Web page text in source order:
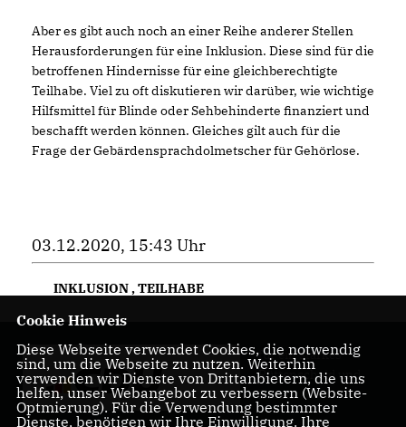
Aber es gibt auch noch an einer Reihe anderer Stellen
Herausforderungen für eine Inklusion. Diese sind für die
betroffenen Hindernisse für eine gleichberechtigte
Teilhabe. Viel zu oft diskutieren wir darüber, wie wichtige
Hilfsmittel für Blinde oder Sehbehinderte finanziert und
beschafft werden können. Gleiches gilt auch für die
Frage der Gebärdensprachdolmetscher für Gehörlose.
03.12.2020, 15:43 Uhr
INKLUSION,TEILHABE
für ein starkes
Rüttenscheid und
Essen
Cookie Hinweis
Diese Webseite verwendet Cookies, die notwendig
sind, um die Webseite zu nutzen. Weiterhin
verwenden wir Dienste von Drittanbietern, die uns
helfen, unser Webangebot zu verbessern (Website-
Optmierung). Für die Verwendung bestimmter
Dienste, benötigen wir Ihre Einwilligung. Ihre